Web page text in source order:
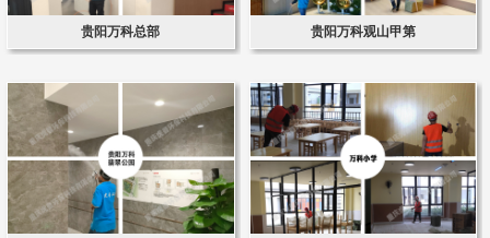
贵阳万科总部 贵阳万科观山甲第